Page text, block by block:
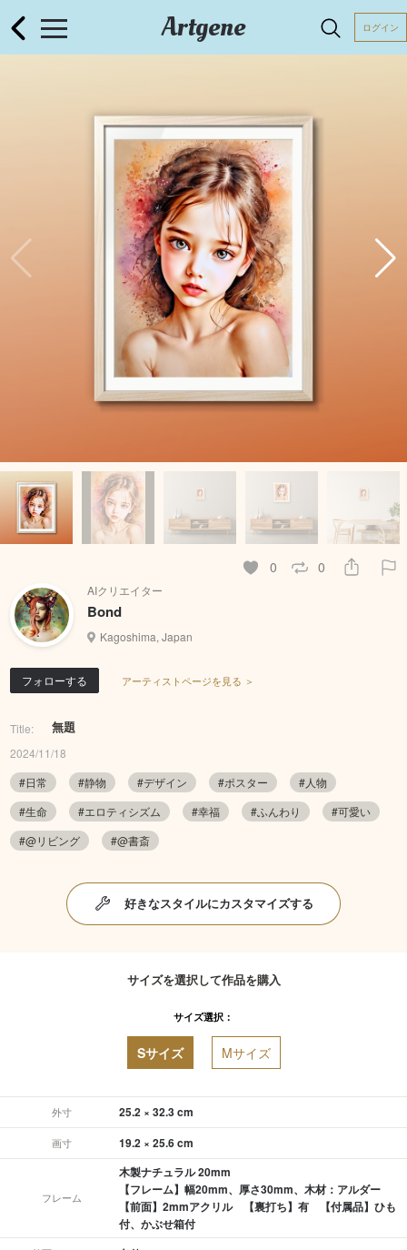
Artgene ログイン
0 0
AIクリエイター
Bond
Kagoshima, Japan
フォローする アーティストページを見る ＞
Title: 無題
2024/11/18
#日常
#静物 #デザイン #ポスター
#人物
#生命
#エロティシズム #幸福 #ふんわり
#可愛い
#@リビング
#@書斎
好きなスタイルにカスタマイズする
サイズを選択して作品を購入
サイズ選択：
Sサイズ Mサイズ
外寸 25.2 × 32.3 cm
画寸 19.2 × 25.6 cm
フレーム
木製ナチュラル 20mm
【フレーム】幅20mm、厚さ30mm、木材：アルダー
【前面】2mmアクリル 【裏打ち】有 【付属品】ひも
付、かぶせ箱付